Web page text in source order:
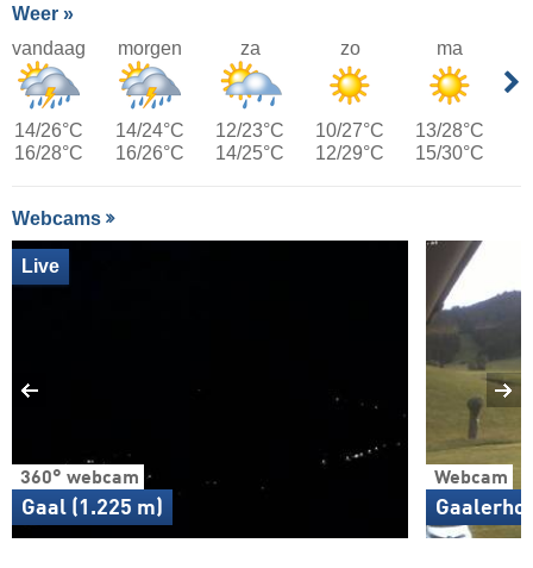
Weer »
vandaag
14/26°C
16/28°C
morgen
14/24°C
16/26°C
za
12/23°C
14/25°C
zo
10/27°C
12/29°C
ma
13/28°C
15/30°C
Webcams
360° webcam
Gaal (1.225 m)
Live
Webcam